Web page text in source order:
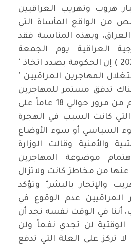
هروب وتهريب العراقيين
من الواقع المأساة التي
وبهذه المناسبة فقد
العراقية يوم الجمعة
المصادف ( 6 / 8 / 2021 ) إن الحكومة بصدد اتخاذ "
المهاجرين العراقيين "
تدفق مستمر للمهاجرين
العراقيين على الرغم من مرور حوالي 18 عاماً على
التي كانت السبب في الهجرة
السياسي أو سوء الأوضاع
والأمنية وقالت الوزارة
موضوعة المهاجرين
عنها من مخاطرَ كانت ولاتزال
والإتجار بالبشر" وتؤكد
العراقيين عدم الوقوع في
أننا في الوقت نفسه نجد أن
الوقتية لن تجدي نفعاً ولن
تركز على العلة التي تدفع